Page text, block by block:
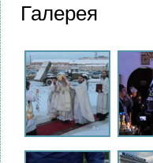
Галерея